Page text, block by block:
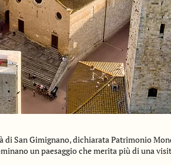
San Gimignano, dichiarata Patrimonio
un paesaggio che merita più di una